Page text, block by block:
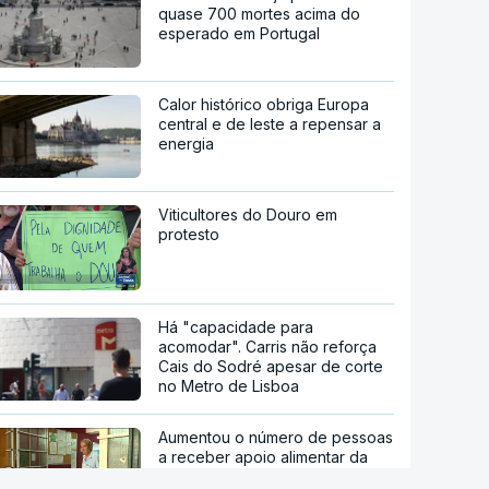
quase 700 mortes acima do
esperado em Portugal
Calor histórico obriga Europa
central e de leste a repensar a
energia
Viticultores do Douro em
protesto
Há "capacidade para
acomodar". Carris não reforça
Cais do Sodré apesar de corte
no Metro de Lisboa
Aumentou o número de pessoas
a receber apoio alimentar da